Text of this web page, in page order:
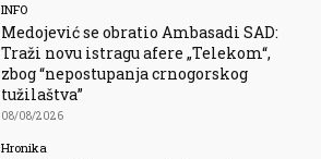
INFO
Medojević se obratio Ambasadi SAD:
Traži novu istragu afere „Telekom“,
zbog “nepostupanja crnogorskog
tužilaštva”
08/08/2026
Hronika